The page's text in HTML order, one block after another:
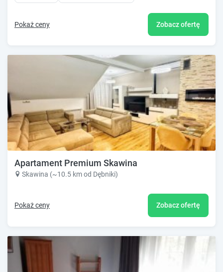
Pokaż ceny Zobacz ofertę
Apartament Premium Skawina
Skawina (~10.5 km od Dębniki)
Pokaż ceny Zobacz ofertę